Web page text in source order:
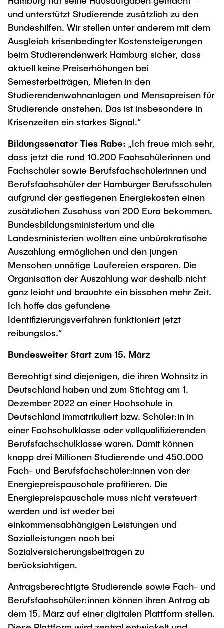
Institutes
Overview
und unterstützt Studierende zusätzlich zu den
Bundeshilfen. Wir stellen unter anderem mit dem
Ausgleich krisenbedingter Kostensteigerungen
beim Studierendenwerk Hamburg sicher, dass
aktuell keine Preiserhöhungen bei
Semesterbeiträgen, Mieten in den
Studierendenwohnanlagen und Mensapreisen für
Studierende anstehen. Das ist insbesondere in
Krisenzeiten ein starkes Signal.“
Bildungssenator Ties Rabe: „Ich freue mich sehr,
dass jetzt die rund 10.200 Fachschülerinnen und
Fachschüler sowie Berufsfachschülerinnen und
Berufsfachschüler der Hamburger Berufsschulen
aufgrund der gestiegenen Energiekosten einen
zusätzlichen Zuschuss von 200 Euro bekommen.
Bundesbildungsministerium und die
Landesministerien wollten eine unbürokratische
Auszahlung ermöglichen und den jungen
Menschen unnötige Laufereien ersparen. Die
Organisation der Auszahlung war deshalb nicht
ganz leicht und brauchte ein bisschen mehr Zeit.
Ich hoffe das gefundene
Identifizierungsverfahren funktioniert jetzt
reibungslos.“
Bundesweiter Start zum 15. März
Berechtigt sind diejenigen, die ihren Wohnsitz in
Deutschland haben und zum Stichtag am 1.
Dezember 2022 an einer Hochschule in
Deutschland immatrikuliert bzw. Schüler:in in
einer Fachschulklasse oder vollqualifizierenden
Berufsfachschulklasse waren. Damit können
knapp drei Millionen Studierende und 450.000
Fach- und Berufsfachschüler:innen von der
Energiepreispauschale profitieren. Die
Energiepreispauschale muss nicht versteuert
werden und ist weder bei
einkommensabhängigen Leistungen und
Sozialleistungen noch bei
Sozialversicherungsbeiträgen zu
berücksichtigen.
Antragsberechtigte Studierende sowie Fach- und
Berufsfachschüler:innen können ihren Antrag ab
dem 15. März auf einer digitalen Plattform stellen.